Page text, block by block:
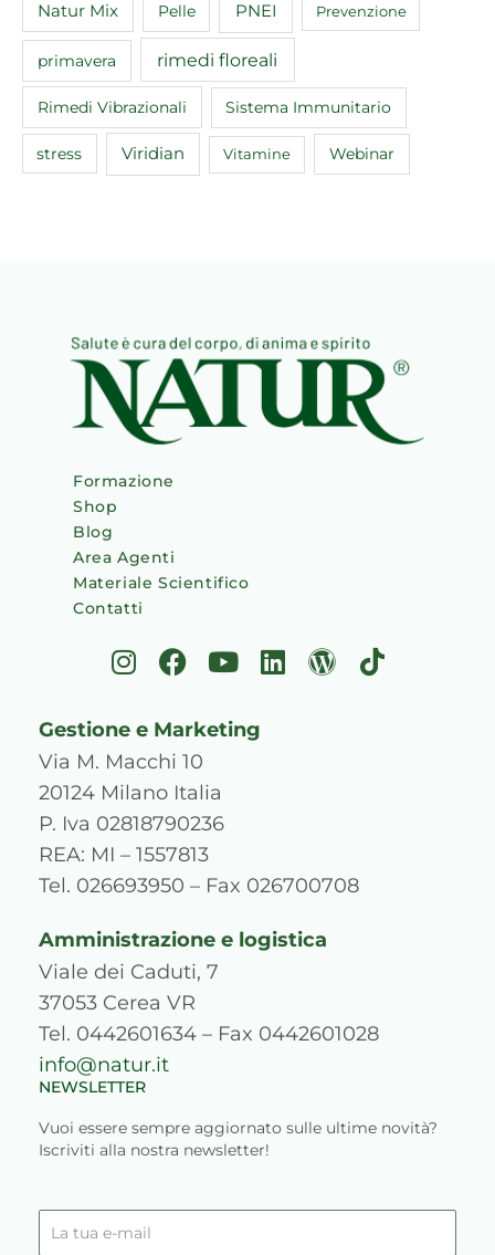
Natur Mix Pelle PNEI Prevenzione
primavera rimedi floreali
Rimedi Vibrazionali Sistema Immunitario
stress Viridian Vitamine Webinar
Formazione
Shop
Blog
Area Agenti
Materiale Scientifico
Contatti
I
n
t
a
g
r
a
m
F
a
e
b
o
o
k
Y
o
t
e
L
i
W
o
s
T
i
Gestione e Marketing
Via M. Macchi 10
20124 Milano Italia
P. Iva 02818790236
REA: MI – 1557813
Tel. 026693950 – Fax 026700708
Amministrazione e logistica
Viale dei Caduti, 7
37053 Cerea VR
Tel. 0442601634 – Fax 0442601028
info@natur.it
NEWSLETTER
Vuoi essere sempre aggiornato sulle ultime novità?
Iscriviti alla nostra newsletter!
tua